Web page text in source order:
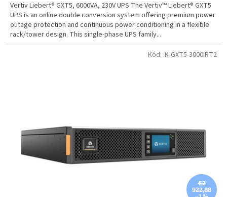
Vertiv Liebert® GXT5, 6000VA, 230V UPS The Vertiv™ Liebert® GXT5
UPS is an online double conversion system offering premium power
outage protection and continuous power conditioning in a flexible
rack/tower design. This single-phase UPS family...
€2
922,88
Kód: .K-GXT5-3000IRT2